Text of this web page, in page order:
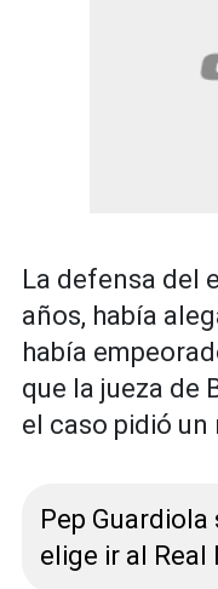
La defensa del
años, había
había
que la jueza de
el caso pidió
Pep Guardiola
elige ir al